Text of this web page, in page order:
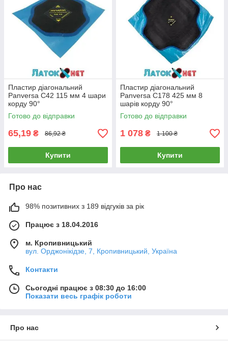
Пластир діагональний
Panversa С42 115 мм 4 шари
корду 90°
Готово до відправки
65,19 ₴ 86,92 ₴
Купити
Пластир діагональний
Panversa С178 425 мм 8
шарів корду 90°
Готово до відправки
1 078 ₴ 1 100 ₴
Купити
Про нас
98% позитивних з 189 відгуків за рік
Працює з 18.04.2016
м. Кропивницький
вул. Орджонікідзе, 7, Кропивницький, Україна
Контакти
Сьогодні працює з 08:30 до 16:00
Показати весь графік роботи
Про нас